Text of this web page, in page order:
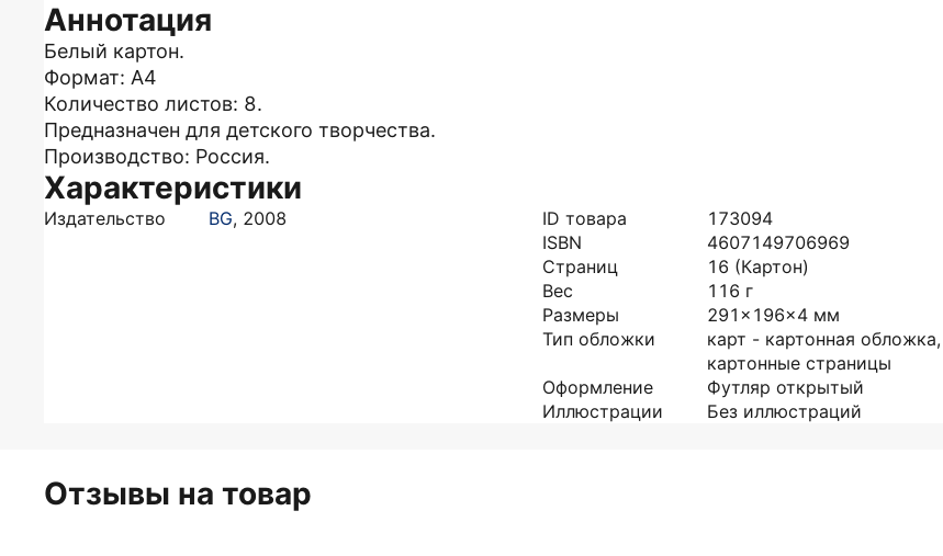
Аннотация
Белый картон.
Формат: А4
Количество листов: 8.
Предназначен для детского творчества.
Производство: Россия.
Характеристики
Издательство BG, 2008 ID товара
173094
ISBN
4607149706969
Страниц
16 (Картон)
Вес
116 г
Размеры
291x196x4 мм
Тип обложки
карт - картонная обложка,
картонные страницы
Оформление
Футляр открытый
Иллюстрации
Без иллюстраций
Отзывы на товар